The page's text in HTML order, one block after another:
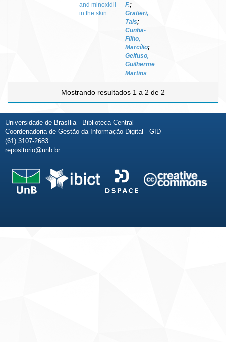
and minoxidil
in the skin
F.;
Gratieri,
Taís;
Cunha-
Filho,
Marcílio;
Gelfuso,
Guilherme
Martins
Mostrando resultados 1 a 2 de 2
Universidade de Brasília - Biblioteca Central
Coordenadoria de Gestão da Informação Digital - GID
(61) 3107-2683
repositorio@unb.br